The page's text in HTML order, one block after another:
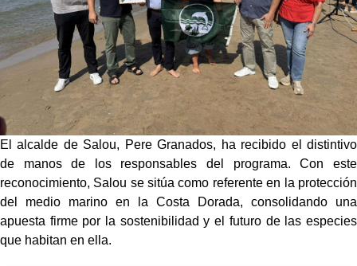
El alcalde de Salou, Pere Granados, ha recibido el distintivo
de manos de los responsables del programa. Con este
reconocimiento, Salou se sitúa como referente en la protección
del medio marino en la Costa Dorada, consolidando una
apuesta firme por la sostenibilidad y el futuro de las especies
que habitan en ella.